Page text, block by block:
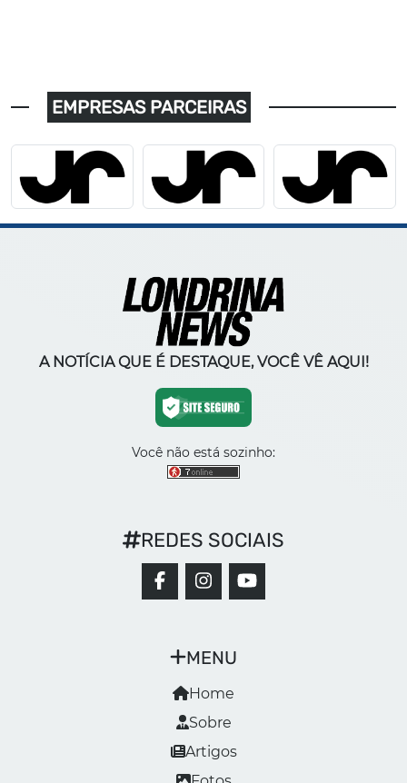
EMPRESAS PARCEIRAS
A NOTÍCIA QUE É DESTAQUE, VOCÊ VÊ AQUI!
Você não está sozinho:
MENU
Home
Sobre
Artigos
REDES SOCIAIS